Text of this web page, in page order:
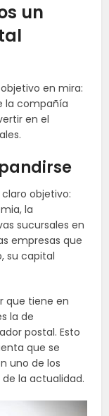
un
en mira:
la compañía
en el
objetivo:
la
sucursales en
empresas que
su capital
que tiene en
la de
postal. Esto
que se
uno de los
de la actualidad.